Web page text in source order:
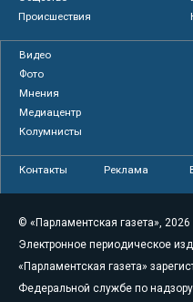
Происшествия
Видео
Фото
Мнения
Медиацентр
Колумнисты
Контакты Реклама
© «Парламентская газета», 2026
Электронное периодическое
«Парламентская газета»
Федеральной службе по